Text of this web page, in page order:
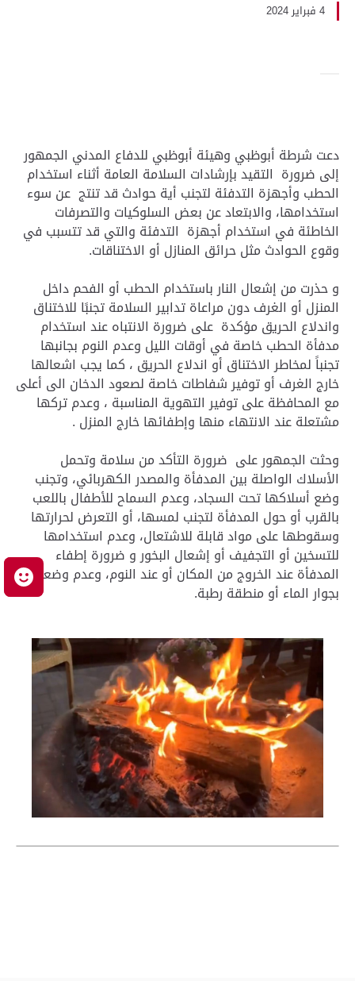
4 فبراير 2024
دعت شرطة أبوظبي وهيئة أبوظبي للدفاع المدني الجمهور
إلى ضرورة التقيد بإرشادات السلامة العامة أثناء استخدام
الحطب وأجهزة التدفئة لتجنب أية حوادث قد تنتج عن سوء
استخدامها، والابتعاد عن بعض السلوكيات والتصرفات
الخاطئة في استخدام أجهزة التدفئة والتي قد تتسبب في
وقوع الحوادث مثل حرائق المنازل أو الاختناقات.
و حذرت من إشعال النار باستخدام الحطب أو الفحم داخل
المنزل أو الغرف دون مراعاة تدابير السلامة تجنبًا للاختناق
واندلاع الحريق مؤكدة على ضرورة الانتباه عند استخدام
مدفأة الحطب خاصة في أوقات الليل وعدم النوم بجانبها
تجنباً لمخاطر الاختناق أو اندلاع الحريق ، كما يجب اشعالها
خارج الغرف أو توفير شفاطات خاصة لصعود الدخان الى أعلى
مع المحافظة على توفير التهوية المناسبة ، وعدم تركها
مشتعلة عند الانتهاء منها وإطفائها خارج المنزل .
وحثت الجمهور على ضرورة التأكد من سلامة وتحمل
الأسلاك الواصلة بين المدفأة والمصدر الكهربائي، وتجنب
وضع أسلاكها تحت السجاد، وعدم السماح للأطفال باللعب
بالقرب أو حول المدفأة لتجنب لمسها، أو التعرض لحرارتها
وسقوطها على مواد قابلة للاشتعال، وعدم استخدامها
للتسخين أو التجفيف أو إشعال البخور و ضرورة إطفاء
المدفأة عند الخروج من المكان أو عند النوم، وعدم وضعها
بجوار الماء أو منطقة رطبة.